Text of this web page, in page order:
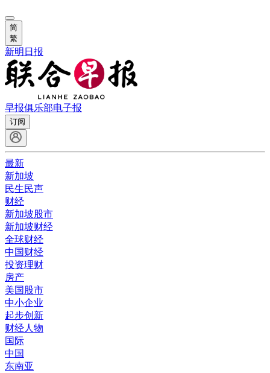
简
繁
新明日报
早报俱乐部电子报
订阅
最新
新加坡
民生民声
财经
新加坡股市
新加坡财经
全球财经
中国财经
投资理财
房产
美国股市
中小企业
起步创新
财经人物
国际
中国
东南亚